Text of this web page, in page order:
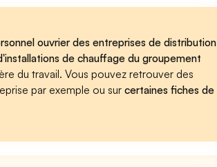
ouvrier des entreprises de distribution
de chauffage du groupement
du travail. Vous pouvez retrouver des
par exemple ou surcertaines fiches de